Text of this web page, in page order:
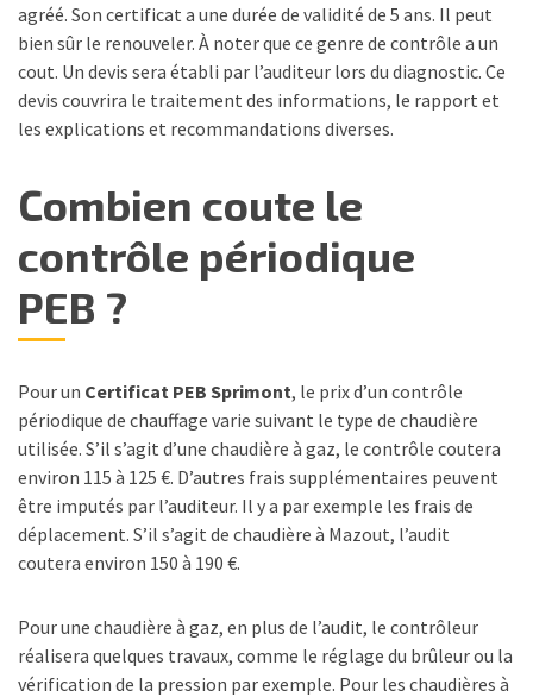
agréé. Son certificat a une durée de validité de 5 ans. Il peut
bien sûr le renouveler. À noter que ce genre de contrôle a un
cout. Un devis sera établi par l’auditeur lors du diagnostic. Ce
devis couvrira le traitement des informations, le rapport et
les explications et recommandations diverses.
Combien coute le
contrôle périodique
PEB ?
Pour un Certificat PEB Sprimont, le prix d’un contrôle
périodique de chauffage varie suivant le type de chaudière
utilisée. S’il s’agit d’une chaudière à gaz, le contrôle coutera
environ 115 à 125 €. D’autres frais supplémentaires peuvent
être imputés par l’auditeur. Il y a par exemple les frais de
déplacement. S’il s’agit de chaudière à Mazout, l’audit
coutera environ 150 à 190 €.
Pour une chaudière à gaz, en plus de l’audit, le contrôleur
réalisera quelques travaux, comme le réglage du brûleur ou la
vérification de la pression par exemple. Pour les chaudières à